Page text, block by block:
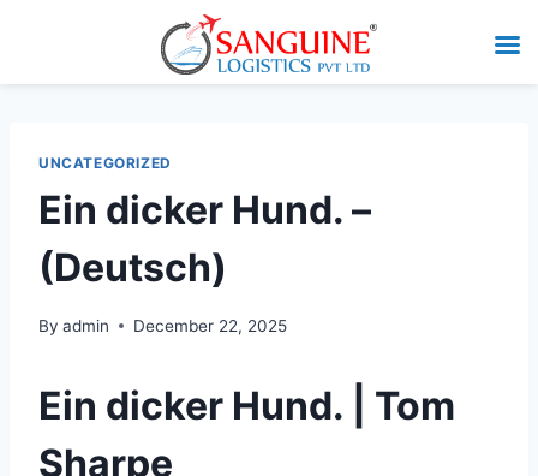
UNCATEGORIZED
Ein dicker Hund. –
(Deutsch)
By admin December 22, 2025
Ein dicker Hund. | Tom
Sharpe